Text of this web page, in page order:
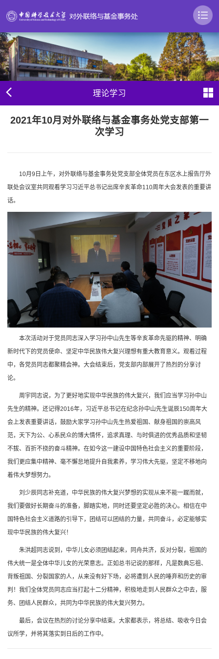
理论学习
2021年10月对外联络与基金事务处党支部第一
次学习
10月9日上午，对外联络与基金事务处党支部全体党员在东区水上报告厅外
联处会议室共同观看学习习近平总书记出席辛亥革命110周年大会发表的重要讲
话。
本次活动对于党员同志深入学习孙中山先生等辛亥革命先驱的精神、明确
新时代下的党员使命、坚定中华民族伟大复兴理想有重大教育意义。观看过程
中，各党员同志都聚精会神。大会结束后，党支部内部展开了热烈的分享讨
论。
周宇同志说，为了更好地实现中华民族的伟大复兴，我们应当学习孙中山
先生的精神。还记得2016年，习近平总书记在纪念孙中山先生诞辰150周年大
会上发表重要讲话，鼓励大家学习孙中山先生热爱祖国、献身祖国的崇高风
范，天下为公、心系民众的博大情怀，追求真理、与时俱进的优秀品质和坚韧
不拔、百折不挠的奋斗精神。在如今这一建设中国特色社会主义的重要阶段，
我们更应集中精神、毫不懈怠地提升自我素养，学习伟大先驱，坚定不移地向
着伟大梦想努力。
刘少辰同志补充道，中华民族的伟大复兴梦想的实现从来不能一蹴而就，
我们要做好长期奋斗的准备，脚踏实地，同时还要坚定必胜的决心。相信在中
国特色社会主义道路的引导下，团结可以团结的力量，共同奋斗，必定能够实
现中华民族的伟大复兴！
朱洪超同志说到，中华儿女必须团结起来，同舟共济，反对分裂，祖国的
伟大统一是全体中华儿女的光荣意志。正如总书记说的那样，凡是数典忘祖、
背叛祖国、分裂国家的人，从来没有好下场，必将遭到人民的唾弃和历史的审
判！我们全体党员同志应当打起十二分精神，积极地走到人民群众之中去，服
务、团结人民群众，共同为中华民族的伟大复兴努力。
最后，会议在热烈的讨论分享中结束。大家都表示，将总结、吸收今日会
议所学，并将其落实到日后的工作中。